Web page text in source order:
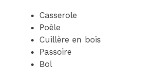
Casserole
Poêle
Cuillère en bois
Passoire
Bol